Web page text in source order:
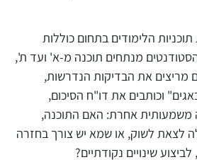
הלימודים בתחום כוללות
מנתחים תוכנה מ-א' ועד ת',
מריצים את הבדיקות הנדרשות,
וכותבים את דו"ח הסיכום,
אחרת: האם התוכנה,
לצאת לשוק, או שמא יש צורך בחזרה
שינויים נקודתיים?